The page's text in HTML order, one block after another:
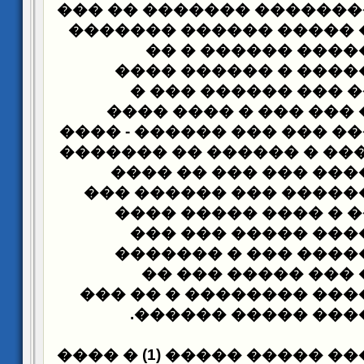
������� �����������
�������� �����
���� �����
������ ����
������ ������
������� �� �� ���
������ ������� ���
������ - ������� �
������ ������ ���
������ ���� ������
���� ����� ����
���� ����� �����
������ �� �������
����� ����� �
������ ���� ����
���� �����
.
������ ����� ����� (1) � ����